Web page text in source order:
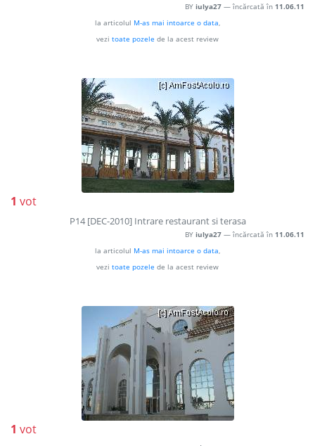
BY iulya27 — încărcată în 11.06.11
la articolul M-as mai intoarce o data,
vezi toate pozele de la acest review
1 vot
P14 [DEC-2010] Intrare restaurant si terasa
BY iulya27 — încărcată în 11.06.11
la articolul M-as mai intoarce o data,
vezi toate pozele de la acest review
1 vot